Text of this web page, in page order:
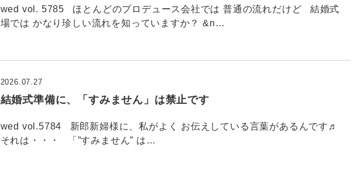
wed vol. 5785 ほとんどのプロデュース会社では 普通の流れだけど 結婚式
場では かなり珍しい流れを知っていますか？ &n…
結婚式準備に、「すみません」は禁止です
2026.07.27
wed vol.5784 新郎新婦様に、私がよく お伝えしている言葉があるんです♬
それは・・・ 「”すみません” は…